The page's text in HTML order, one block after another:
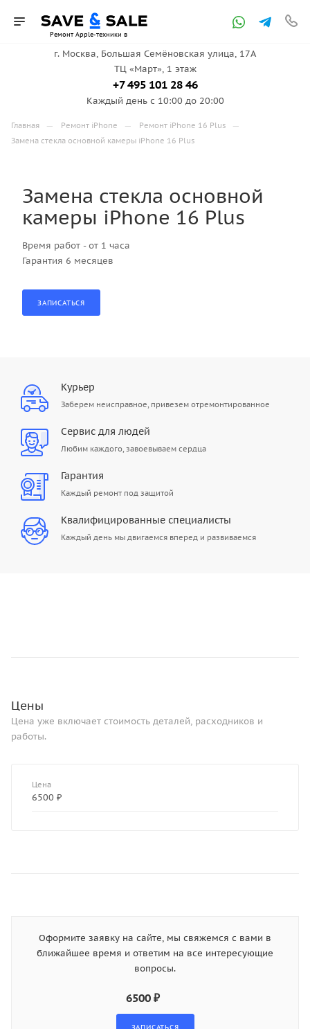
Ремонт Apple-техники в
г. Москва, ​Большая Семёновская улица, 17А
ТЦ «Март», 1 этаж
+7 495 101 28 46
Каждый день с 10:00 до 20:00
Главная — Ремонт iPhone — Ремонт iPhone 16 Plus —
Замена стекла основной камеры iPhone 16 Plus
Замена стекла основной
камеры iPhone 16 Plus
Время работ - от 1 часа
Гарантия 6 месяцев
Курьер
Заберем неисправное, привезем отремонтированное
Сервис для людей
Любим каждого, завоевываем сердца
Гарантия
Каждый ремонт под защитой
Квалифицированные специалисты
Каждый день мы двигаемся вперед и развиваемся
Цены
Цена уже включает стоимость деталей, расходников и
работы.
Цена
6500 ₽
Оформите заявку на сайте, мы свяжемся с вами в
ближайшее время и ответим на все интересующие
вопросы.
6500 ₽